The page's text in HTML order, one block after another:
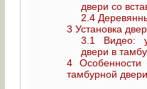
двери со
2.4
3 Установка
3.1
Видео:
двери в
4 Особенности
тамбурной двери